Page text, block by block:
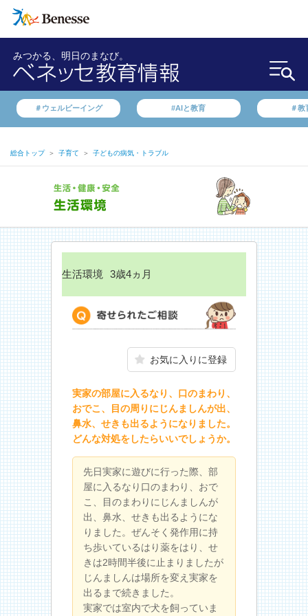
みつかる、明日のまなび。
＃ウェルビーイング #AIと教育 ＃教
総合トップ ＞ 子育て ＞ 子どもの病気・トラブル
生活環境 3歳4ヵ月
お気に入りに登録
実家の部屋に入るなり、口のまわり、
おでこ、目の周りにじんましんが出、
鼻水、せきも出るようになりました。
どんな対処をしたらいいでしょうか。
先日実家に遊びに行った際、部
屋に入るなり口のまわり、おで
こ、目のまわりにじんましんが
出、鼻水、せきも出るようにな
りました。ぜんそく発作用に持
ち歩いているはり薬をはり、せ
きは2時間半後に止まりましたが
じんましんは場所を変え実家を
出るまで続きました。
実家では室内で犬を飼っていま